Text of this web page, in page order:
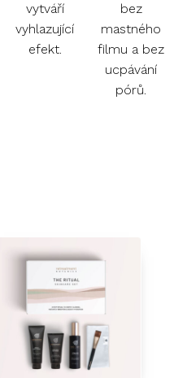
vytváří
vyhlazující
efekt.
bez
mastného
filmu a bez
ucpávání
pórů.